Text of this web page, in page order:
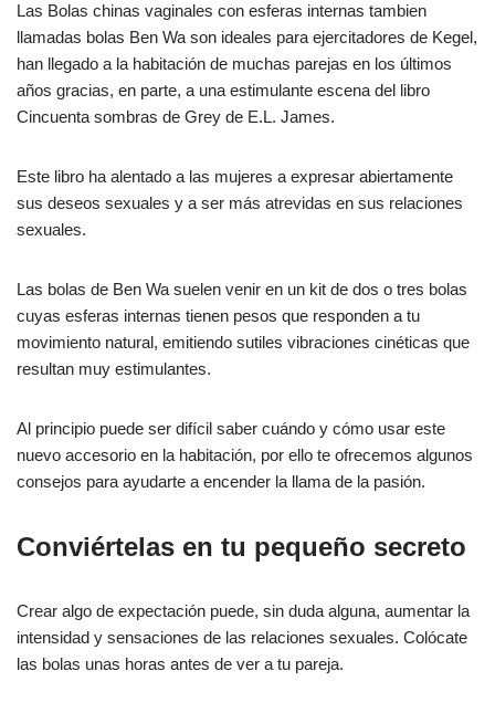
Las Bolas chinas vaginales con esferas internas tambien
llamadas bolas Ben Wa son ideales para ejercitadores de Kegel,
han llegado a la habitación de muchas parejas en los últimos
años gracias, en parte, a una estimulante escena del libro
Cincuenta sombras de Grey de E.L. James.
Este libro ha alentado a las mujeres a expresar abiertamente
sus deseos sexuales y a ser más atrevidas en sus relaciones
sexuales.
Las bolas de Ben Wa suelen venir en un kit de dos o tres bolas
cuyas esferas internas tienen pesos que responden a tu
movimiento natural, emitiendo sutiles vibraciones cinéticas que
resultan muy estimulantes.
Al principio puede ser difícil saber cuándo y cómo usar este
nuevo accesorio en la habitación, por ello te ofrecemos algunos
consejos para ayudarte a encender la llama de la pasión.
Conviértelas en tu pequeño secreto
Crear algo de expectación puede, sin duda alguna, aumentar la
intensidad y sensaciones de las relaciones sexuales. Colócate
las bolas unas horas antes de ver a tu pareja.